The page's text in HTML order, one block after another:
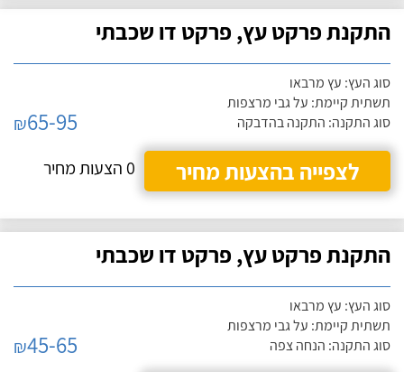
התקנת פרקט עץ, פרקט דו שכבתי
סוג העץ: עץ מרבאו
תשתית קיימת: על גבי מרצפות
סוג התקנה: התקנה בהדבקה
₪65-95
לצפייה בהצעות מחיר
0 הצעות מחיר
התקנת פרקט עץ, פרקט דו שכבתי
סוג העץ: עץ מרבאו
תשתית קיימת: על גבי מרצפות
סוג התקנה: הנחה צפה
₪45-65